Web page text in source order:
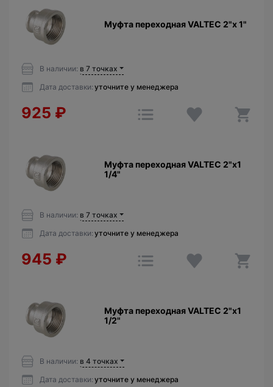
Муфта переходная VALTEC 2"х 1"
В наличии: в 7 точках
Дата доставки: уточните у менеджера
925 ₽
Муфта переходная VALTEC 2"х1
1/4"
В наличии: в 7 точках
Дата доставки: уточните у менеджера
945 ₽
Муфта переходная VALTEC 2"х1
1/2"
В наличии: в 4 точках
Дата доставки: уточните у менеджера